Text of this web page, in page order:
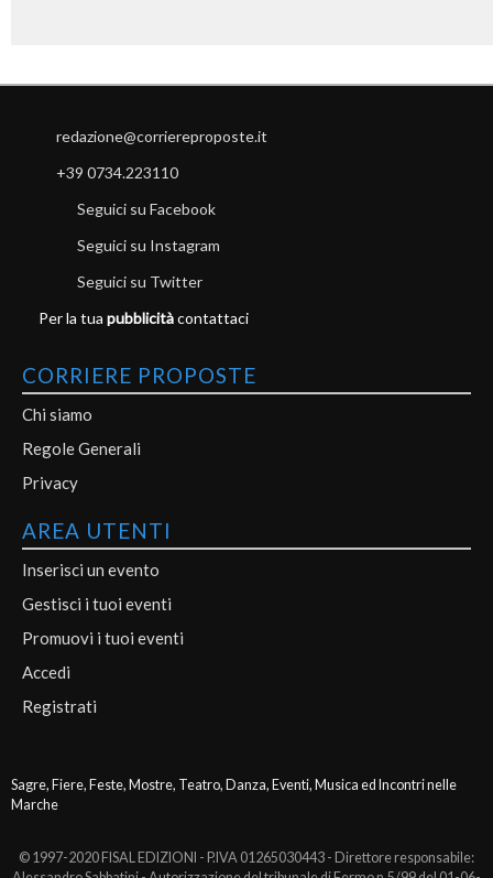
redazione@corriereproposte.it
+39 0734.223110
Seguici su Facebook
Seguici su Instagram
Seguici su Twitter
Per la tua pubblicitàcontattaci
CORRIERE PROPOSTE
Chi siamo
Regole Generali
Privacy
AREA UTENTI
Inserisci un evento
Gestisci i tuoi eventi
Promuovi i tuoi eventi
Accedi
Registrati
Sagre, Fiere, Feste, Mostre, Teatro, Danza, Eventi, Musica ed Incontri nelle
Marche
© 1997-2020 FISAL EDIZIONI - P.IVA 01265030443 - Direttore responsabile: